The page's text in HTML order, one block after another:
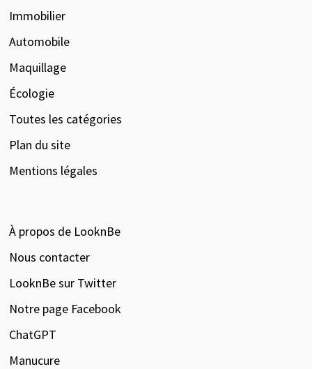
Immobilier
Automobile
Maquillage
Écologie
Toutes les catégories
Plan du site
Mentions légales
À propos de LooknBe
Nous contacter
LooknBe sur Twitter
Notre page Facebook
ChatGPT
Manucure